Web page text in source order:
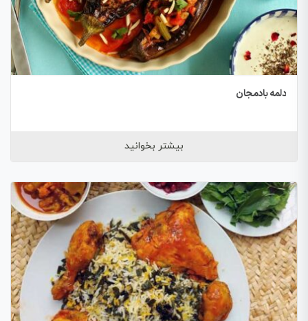
دلمه بادمجان
بیشتر بخوانید